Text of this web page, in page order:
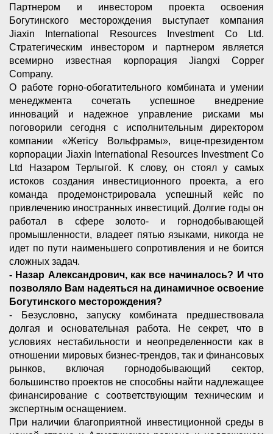
Партнером и инвестором проекта освоения
Богутинского месторождения выступает компания
Jiaxin International Resources Investment Co Ltd.
Стратегическим инвестором и партнером является
всемирно известная корпорация Jiangxi Copper
Company.
О работе горно-обогатительного комбината и умении
менеджмента сочетать успешное внедрение
инноваций и надежное управление рисками мы
поговорили сегодня с исполнительным директором
компании «Жетісу Вольфрамы», вице-президентом
корпорации Jiaxin International Resources Investment Co
Ltd Назаром Терлыгой. К слову, он стоял у самых
истоков создания инвестиционного проекта, а его
команда продемонстрировала успешный кейс по
привлечению иностранных инвестиций. Долгие годы он
работал в сфере золото- и горнодобывающей
промышленности, владеет пятью языками, никогда не
идет по пути наименьшего сопротивления и не боится
сложных задач.
- Назар Александрович, как все начиналось? И что
позволяло Вам надеяться на динамичное освоение
Богутинского месторождения?
- Безусловно, запуску комбината предшествовала
долгая и основательная работа. Не секрет, что в
условиях нестабильности и неопределенности как в
отношении мировых бизнес-трендов, так и финансовых
рынков, включая горнодобывающий сектор,
большинство проектов не способны найти надлежащее
финансирование с соответствующим техническим и
экспертным оснащением.
При наличии благоприятной инвестиционной среды в